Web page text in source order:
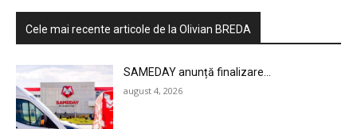
Cele mai recente articole de la Olivian BREDA
SAMEDAY anunță finalizare...
august 4, 2026